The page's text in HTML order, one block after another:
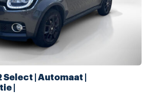
Auto
Select | Automaat |
|